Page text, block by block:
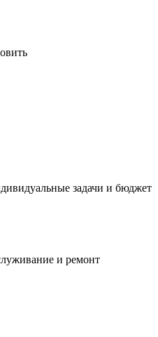
задачи и бюджет
и ремонт